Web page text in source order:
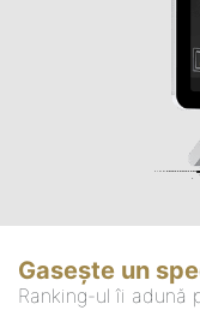
Gasește un
Ranking-ul îi adună